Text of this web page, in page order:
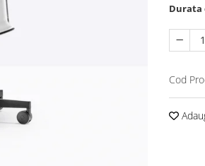
Durata
Cod